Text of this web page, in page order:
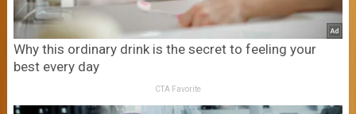
Why this ordinary drink is the secret to feeling your
best every day
CTA Favorite